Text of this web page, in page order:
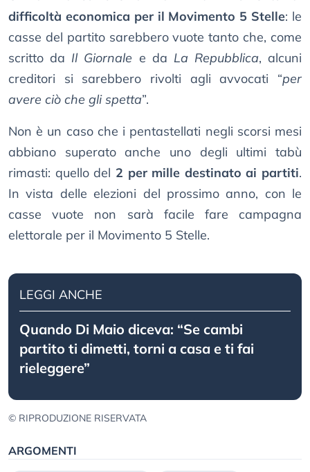
difficoltà economica per il Movimento 5 Stelle: le
casse del partito sarebbero vuote tanto che, come
scritto da Il Giornale e da La Repubblica, alcuni
creditori si sarebbero rivolti agli avvocati “per
avere ciò che gli spetta”.
Non è un caso che i pentastellati negli scorsi mesi
abbiano superato anche uno degli ultimi tabù
rimasti: quello del 2 per mille destinato ai partiti.
In vista delle elezioni del prossimo anno, con le
casse vuote non sarà facile fare campagna
elettorale per il Movimento 5 Stelle.
LEGGI ANCHE
Quando Di Maio diceva: “Se cambi
partito ti dimetti, torni a casa e ti fai
rieleggere”
© RIPRODUZIONE RISERVATA
ARGOMENTI